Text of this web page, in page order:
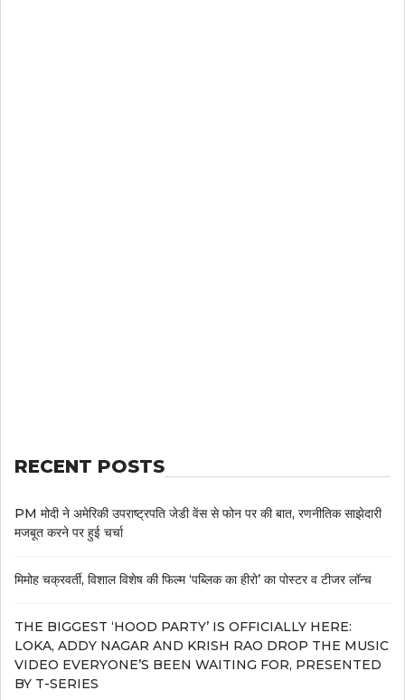
RECENT POSTS
PM मोदी ने अमेरिकी उपराष्ट्रपति जेडी वेंस से फोन पर की बात, रणनीतिक साझेदारी
मजबूत करने पर हुई चर्चा
मिमोह चक्रवर्ती, विशाल विशेष की फिल्म ‘पब्लिक का हीरो’ का पोस्टर व टीजर लॉन्च
THE BIGGEST ‘HOOD PARTY’ IS OFFICIALLY HERE:
LOKA, ADDY NAGAR AND KRISH RAO DROP THE MUSIC
VIDEO EVERYONE’S BEEN WAITING FOR, PRESENTED
BY T-SERIES